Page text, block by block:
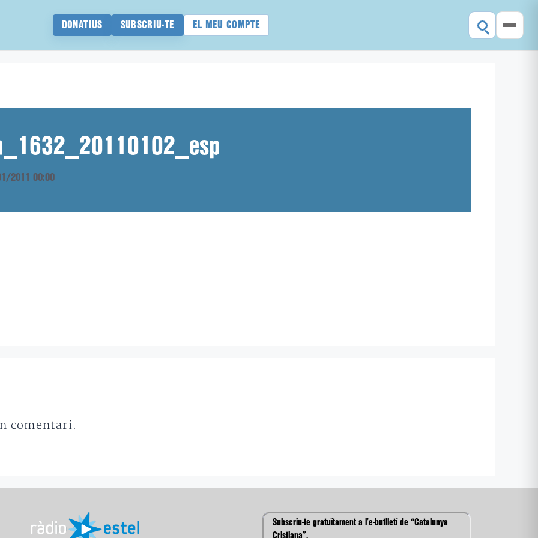
DONATIUS SUBSCRIU-TE EL MEU COMPTE
2011 00:00
comentari.
Subscriu-te gratuïtament a l’e-butlletí de “Catalunya
Cristiana”.